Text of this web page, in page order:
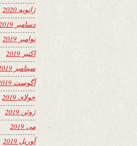
ژانویه 2020
دسامبر 2019
نوامبر 2019
اکتبر 2019
سپتامبر 2019
آگوست 2019
جولای 2019
ژوئن 2019
می 2019
آوریل 2019